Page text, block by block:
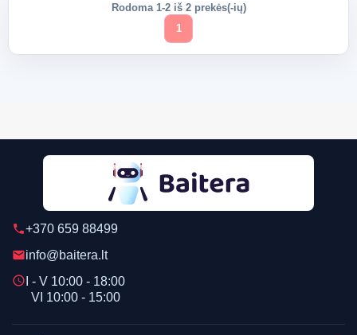
Rodoma 1-2 iš 2 prekės(-ių)
1
phone+370 659 88499
emailinfo@baitera.lt
schedule I - V 10:00 - 18:00
VI 10:00 - 15:00